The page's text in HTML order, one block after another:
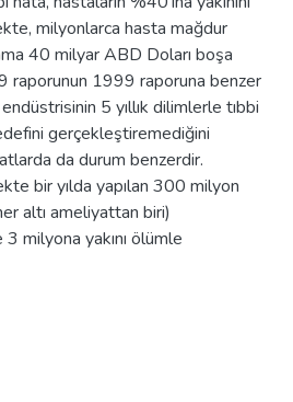
milyonlarca hasta mağdur
40 milyar ABD Doları boşa
1999 raporuna benzer
5 yıllık dilimlerle tıbbi
gerçekleştiremediğini
da durum benzerdir.
bir yılda yapılan 300 milyon
altı ameliyattan biri)
milyona yakını ölümle